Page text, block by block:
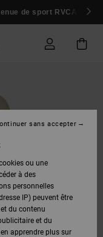
de sport RVCA
ou une
à des
personnelles
IP) peuvent être
du contenu
et du
apprendre plus sur
sans accepter